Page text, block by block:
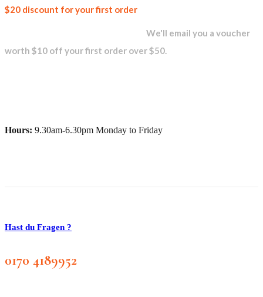
$20 discount for your first order
We'll email you a voucher
worth $10 off your first order over $50.
Hours: 9.30am-6.30pm Monday to Friday
Hast du Fragen ?
0170 4189952